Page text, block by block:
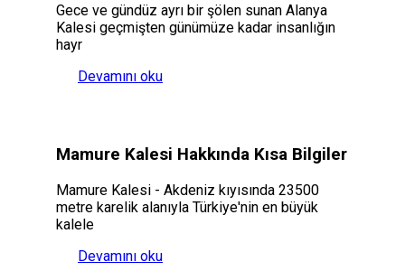
Gece ve gündüz ayrı bir şölen sunan Alanya
Kalesi geçmişten günümüze kadar insanlığın
hayr
Devamını oku
Mamure Kalesi Hakkında Kısa Bilgiler
Mamure Kalesi - Akdeniz kıyısında 23500
metre karelik alanıyla Türkiye'nin en büyük
kalele
Devamını oku